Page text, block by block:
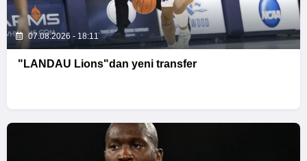
07.08.2026 - 18:11
"LANDAU Lions"dan yeni transfer